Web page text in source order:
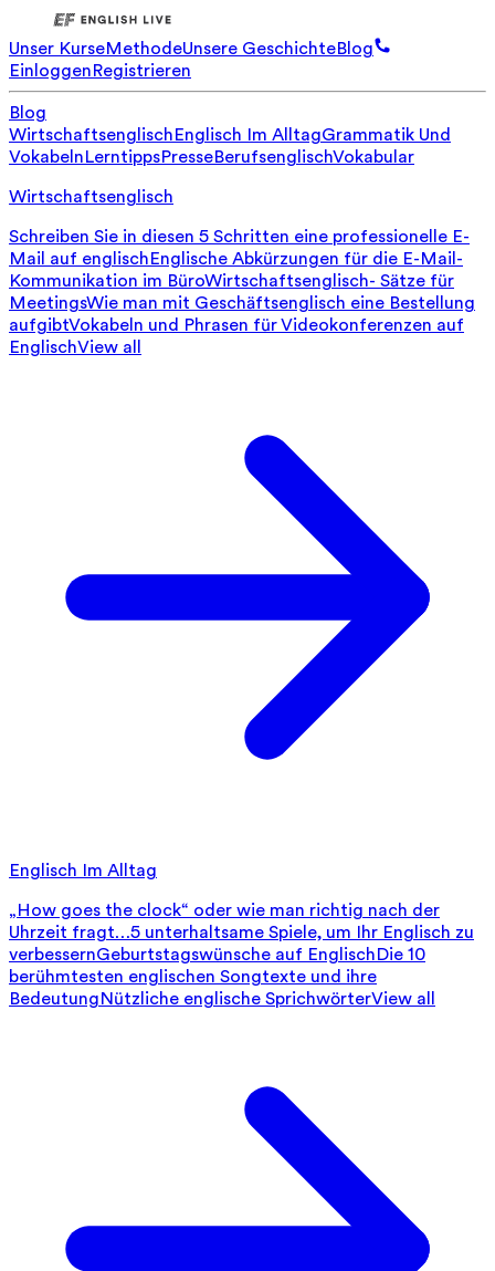
Unser KurseMethodeUnsere GeschichteBlog
EinloggenRegistrieren
Blog
WirtschaftsenglischEnglisch Im AlltagGrammatik Und
VokabelnLerntippsPresseBerufsenglischVokabular
Wirtschaftsenglisch
Schreiben Sie in diesen 5 Schritten eine professionelle E-
Mail auf englischEnglische Abkürzungen für die E-Mail-
Kommunikation im BüroWirtschaftsenglisch- Sätze für
MeetingsWie man mit Geschäftsenglisch eine Bestellung
aufgibtVokabeln und Phrasen für Videokonferenzen auf
EnglischView all
Englisch Im Alltag
„How goes the clock“ oder wie man richtig nach der
Uhrzeit fragt…5 unterhaltsame Spiele, um Ihr Englisch zu
verbessernGeburtstagswünsche auf EnglischDie 10
berühmtesten englischen Songtexte und ihre
BedeutungNützliche englische SprichwörterView all